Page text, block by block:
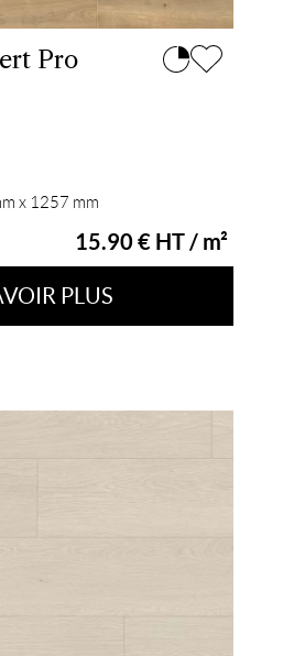
Pro
x 1257 mm
15.90 € HT / m²
PLUS